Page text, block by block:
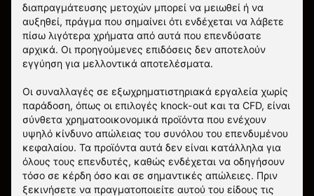
διαπραγμάτευσης μετοχών μπορεί να μειωθεί ή να
αυξηθεί, πράγμα που σημαίνει ότι ενδέχεται να λάβετε
πίσω λιγότερα χρήματα από αυτά που επενδύσατε
αρχικά. Οι προηγούμενες επιδόσεις δεν αποτελούν
εγγύηση για μελλοντικά αποτελέσματα.
Οι συναλλαγές σε εξωχρηματιστηριακά εργαλεία χωρίς
παράδοση, όπως οι επιλογές knock-out και τα CFD, είναι
σύνθετα χρηματοοικονομικά προϊόντα που ενέχουν
υψηλό κίνδυνο απώλειας του συνόλου του επενδυμένου
κεφαλαίου. Τα προϊόντα αυτά δεν είναι κατάλληλα για
όλους τους επενδυτές, καθώς ενδέχεται να οδηγήσουν
τόσο σε κέρδη όσο και σε σημαντικές απώλειες. Πριν
ξεκινήσετε να πραγματοποιείτε αυτού του είδους τις